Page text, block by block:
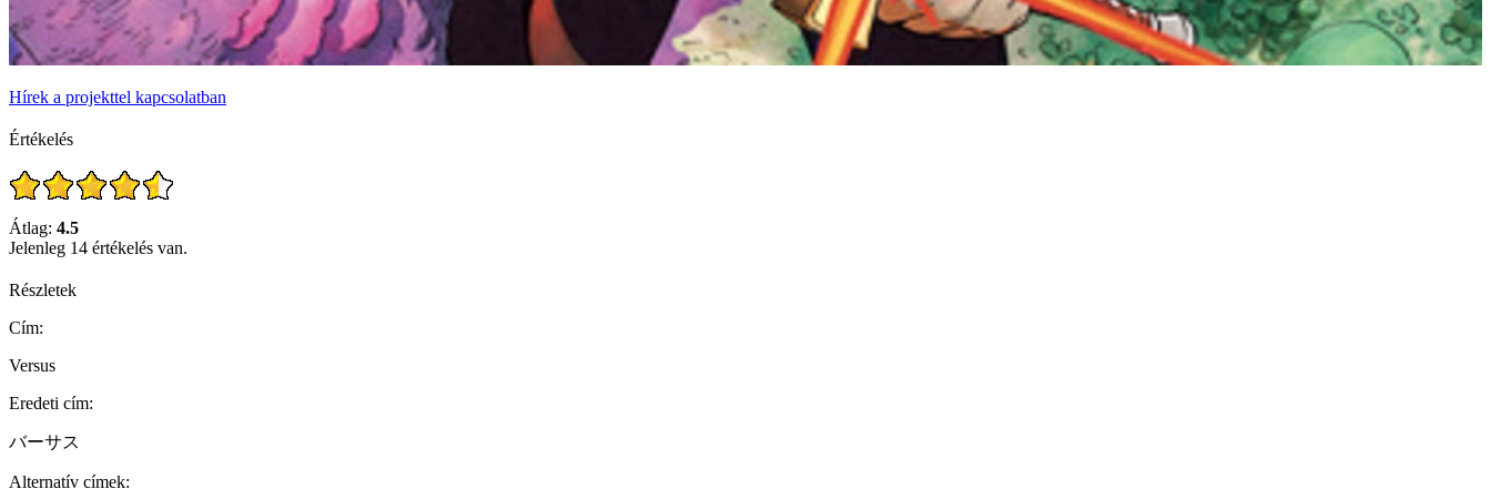
Hírek a projekttel kapcsolatban
Értékelés
Átlag: 4.5
Jelenleg 14 értékelés van.
Részletek
Cím:
Versus
Eredeti cím:
バーサス
Alternatív címek: